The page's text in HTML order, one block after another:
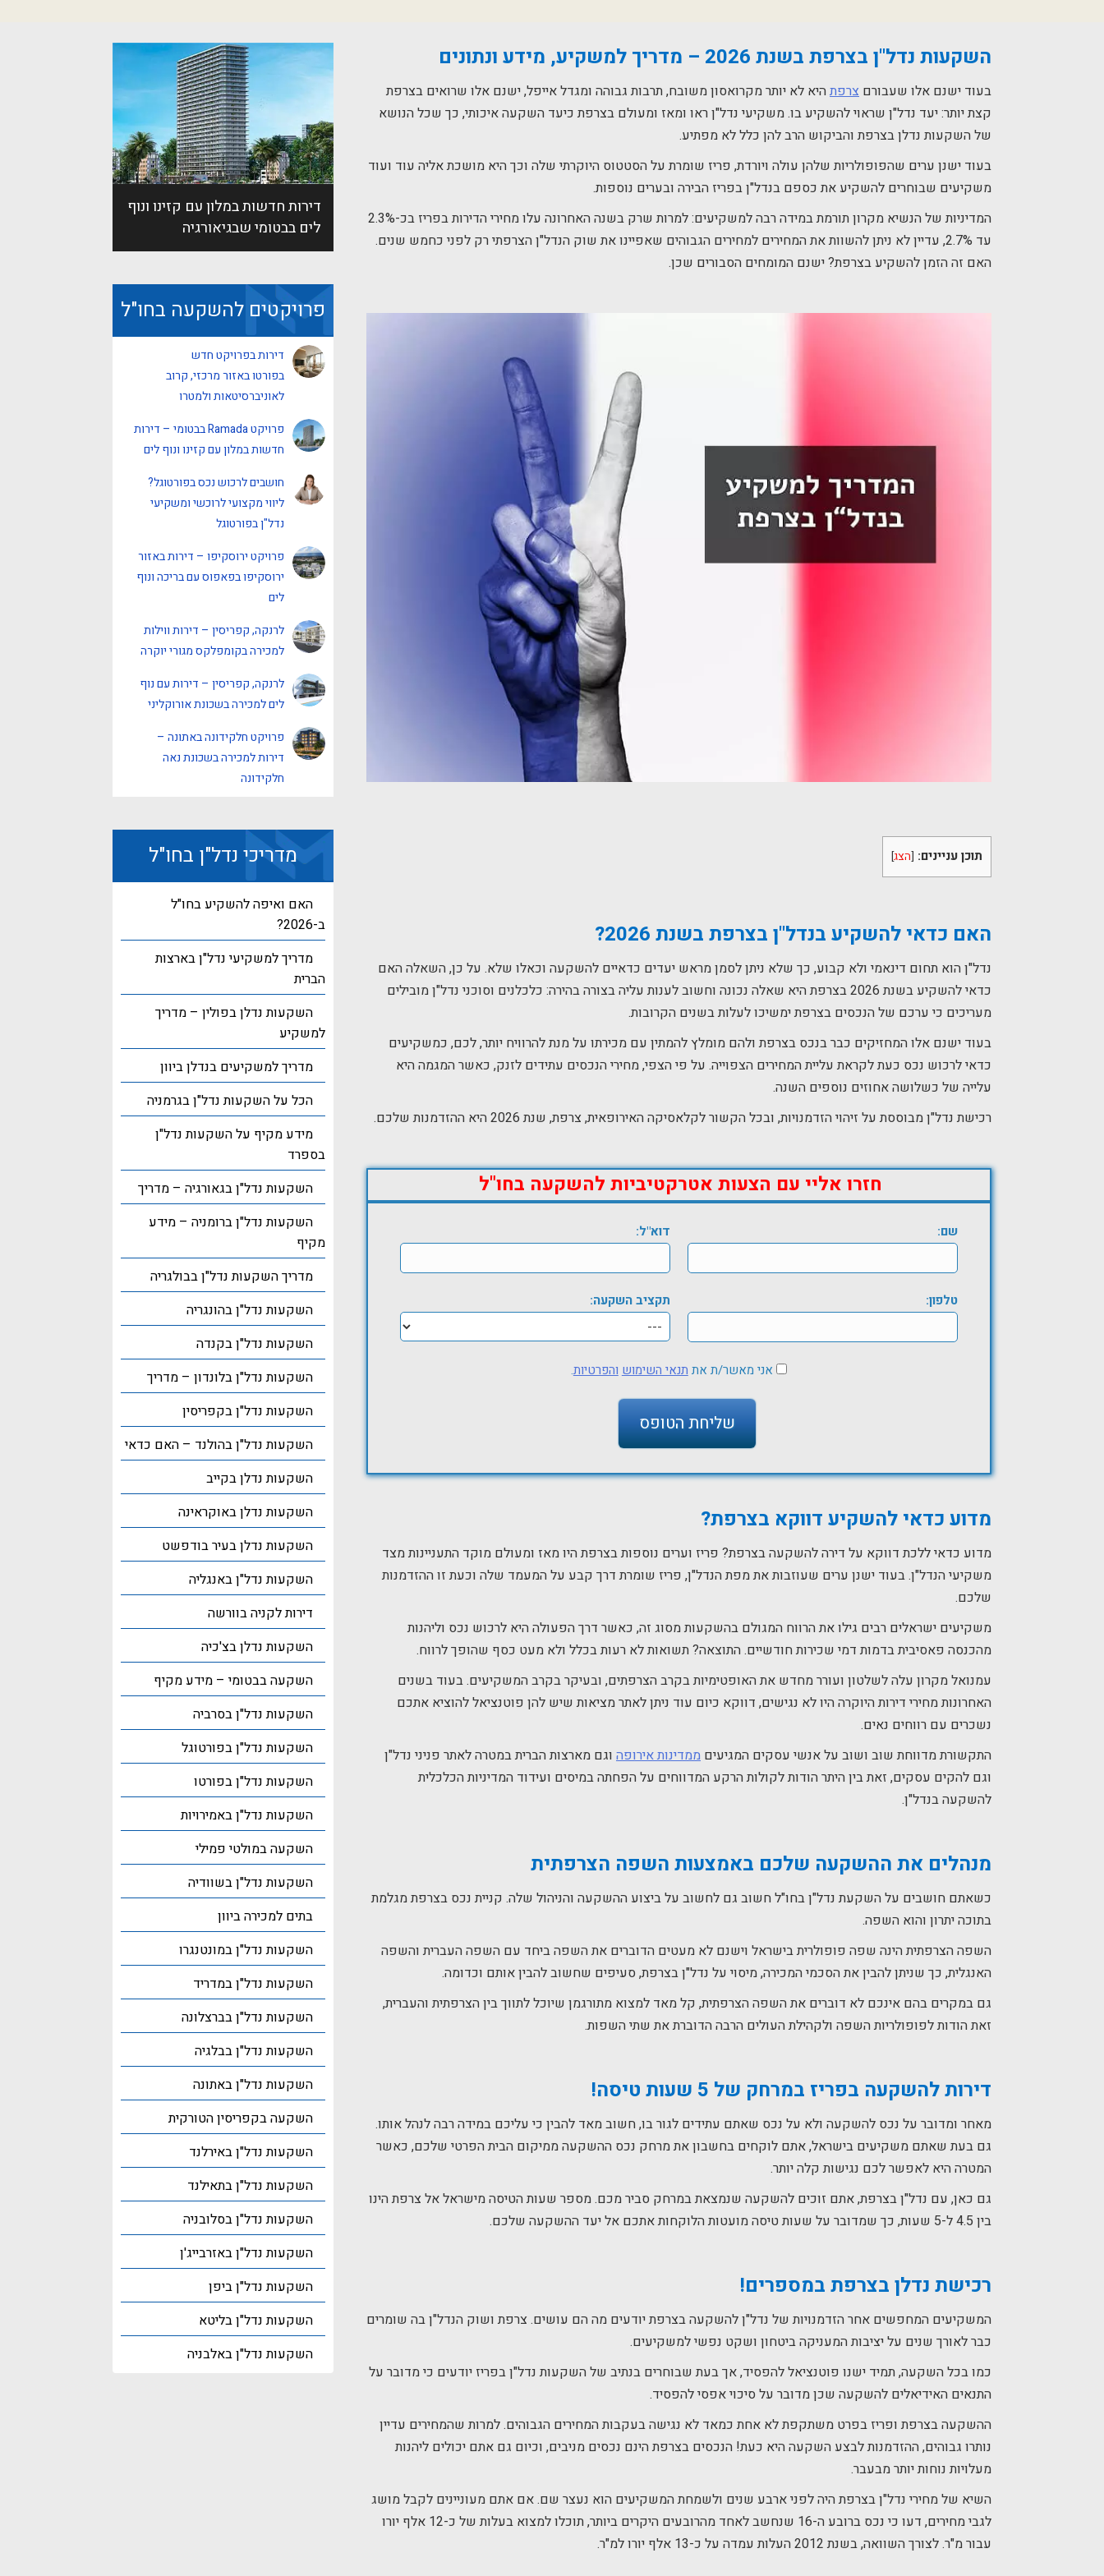
השקעות נדל"ן בצרפת בשנת 2026 – מדריך למשקיע, מידע ונתונים
בעוד ישנם אלו שעבורם צרפתהיא לא יותר מקרואסון משובח, תרבות גבוהה ומגדל אייפל, ישנם אלו שרואים בצרפת
קצת יותר: יעד נדל"ן שראוי להשקיע בו. משקיעי נדל"ן ראו ומאז ומעולם בצרפת כיעד השקעה איכותי, כך שכל הנושא
של השקעות נדלן בצרפת והביקוש הרב להן כלל לא מפתיע.
בעוד ישנן ערים שהפופולריות שלהן עולה ויורדת, פריז שומרת על הסטטוס היוקרתי שלה וכך היא מושכת אליה עוד ועוד
משקיעים שבוחרים להשקיע את כספם בנדל"ן בפריז הבירה ובערים נוספות.
המדיניות של הנשיא מקרון תורמת במידה רבה למשקיעים: למרות שרק בשנה האחרונה עלו מחירי הדירות בפריז בכ-2.3%
עד 2.7%, עדיין לא ניתן להשוות את המחירים למחירים הגבוהים שאפיינו את שוק הנדל"ן הצרפתי רק לפני כחמש שנים.
האם זה הזמן להשקיע בצרפת? ישנם המומחים הסבורים שכן.
תוכן עניינים: [הצג]
האם כדאי להשקיע בנדל"ן בצרפת בשנת 2026 ?
נדל"ן הוא תחום דינאמי ולא קבוע, כך שלא ניתן לסמן מראש יעדים כדאיים להשקעה וכאלו שלא. על כן, השאלה האם
כדאי להשקיע בשנת 2026 בצרפת היא שאלה נכונה וחשוב לענות עליה בצורה בהירה: כלכלנים וסוכני נדל"ן מובילים
מעריכים כי ערכם של הנכסים בצרפת ימשיכו לעלות בשנים הקרובות.
בעוד ישנם אלו המחזיקים כבר בנכס בצרפת ולהם מומלץ להמתין עם מכירתו על מנת להרוויח יותר, לכם, כמשקיעים
כדאי לרכוש נכס כעת לקראת עליית המחירים הצפוייה. על פי הצפי, מחירי הנכסים עתידים לזנק, כאשר המגמה היא
עלייה של כשלושה אחוזים נוספים השנה.
רכישת נדל"ן מבוססת על זיהוי הזדמנויות, ובכל הקשור לקלאסיקה האירופאית, צרפת, שנת 2026 היא ההזדמנות שלכם.
חזרו אליי עם הצעות אטרקטיביות להשקעה בחו"ל
שם: דוא"ל:
טלפון: תקציב השקעה:
אני מאשר/ת את תנאי השימוש והפרטיות.
מדוע כדאי להשקיע דווקא בצרפת?
מדוע כדאי ללכת דווקא על דירה להשקעה בצרפת? פריז וערים נוספות בצרפת היו מאז ומעולם מוקד התעניינות מצד
משקיעי הנדל"ן. בעוד ישנן ערים שעוזבות את מפת הנדל"ן, פריז שומרת דרך קבע על המעמד שלה וכעת זו ההזדמנות
שלכם.
משקיעים ישראלים רבים גילו את הרווח המגולם בהשקעות מסוג זה, כאשר דרך הפעולה היא לרכוש נכס וליהנות
מהכנסה פאסיבית בדמות דמי שכירות חודשיים. התוצאה? תשואות לא רעות בכלל ולא מעט כסף שהופך לרווח.
עמנואל מקרון עלה לשלטון ועורר מחדש את האופטימיות בקרב הצרפתים, ובעיקר בקרב המשקיעים. בעוד בשנים
האחרונות מחירי דירות היוקרה היו לא נגישים, דווקא כיום עוד ניתן לאתר מציאות שיש להן פוטנציאל להוציא אתכם
נשכרים עם רווחים נאים.
התקשורת מדווחת שוב ושוב על אנשי עסקים המגיעים ממדינות אירופה וגם מארצות הברית במטרה לאתר פניני נדל"ן
וגם להקים עסקים, זאת בין היתר הודות לקולות הרקע המדווחים על הפחתה במיסים ועידוד המדיניות הכלכלית
להשקעה בנדל"ן.
מנהלים את ההשקעה שלכם באמצעות השפה הצרפתית
כשאתם חושבים על השקעת נדל"ן בחו"ל חשוב גם לחשוב על ביצוע ההשקעה והניהול שלה. קניית נכס בצרפת מגלמת
בתוכה יתרון והוא השפה.
השפה הצרפתית הינה שפה פופולרית בישראל וישנם לא מעטים הדוברים את השפה ביחד עם השפה העברית והשפה
האנגלית, כך שניתן להבין את הסכמי המכירה, מיסוי על נדל"ן בצרפת, סעיפים שחשוב להבין אותם וכדומה.
גם במקרים בהם אינכם לא דוברים את השפה הצרפתית, קל מאד למצוא מתורגמן שיוכל לתווך בין הצרפתית והעברית,
זאת הודות לפופולריות השפה ולקהילת העולים הרבה הדוברת את שתי השפות.
דירות להשקעה בפריז במרחק של 5 שעות טיסה!
מאחר ומדובר על נכס להשקעה ולא על נכס שאתם עתידים לגור בו, חשוב מאד להבין כי עליכם במידה רבה לנהל אותו.
גם בעת שאתם משקיעים בישראל, אתם לוקחים בחשבון את מרחק נכס ההשקעה ממיקום הבית הפרטי שלכם, כאשר
המטרה היא לאפשר לכם נגישות קלה יותר.
גם כאן, עם נדל"ן בצרפת, אתם זוכים להשקעה שנמצאת במרחק סביר מכם. מספר שעות הטיסה מישראל אל צרפת הינו
בין 4.5 ל-5 שעות, כך שמדובר על שעות טיסה מועטות הלוקחות אתכם אל יעד ההשקעה שלכם.
רכישת נדלן בצרפת במספרים!
המשקיעים המחפשים אחר הזדמנויות של נדל"ן להשקעה בצרפת יודעים מה הם עושים. צרפת ושוק הנדל"ן בה שומרים
כבר לאורך שנים על יציבות המעניקה ביטחון ושקט נפשי למשקיעים.
כמו בכל השקעה, תמיד ישנו פוטנציאל להפסיד, אך בעת שבוחרים בנתיב של השקעות נדל"ן בפריז יודעים כי מדובר על
התנאים האידיאלים להשקעה שכן מדובר על סיכוי אפסי להפסיד.
ההשקעה בצרפת ופריז בפרט משתקפת לא אחת כמאד לא נגישה בעקבות המחירים הגבוהים. למרות שהמחירים עדיין
נותרו גבוהים, ההזדמנות לבצע השקעה היא כעת! הנכסים בצרפת הינם נכסים מניבים, וכיום גם אתם יכולים ליהנות
מעלויות נוחות יותר מבעבר.
השיא של מחירי נדל"ן בצרפת היה לפני ארבע שנים ולשמחת המשקיעים הוא נעצר שם. אם אתם מעוניינים לקבל מושג
לגבי מחירים, דעו כי נכס ברובע ה-16 שנחשב לאחד מהרובעים היקרים ביותר, תוכלו למצוא בעלות של כ-12 אלף יורו
עבור מ"ר. לצורך השוואה, בשנת 2012 העלות עמדה על כ-13 אלף יורו למ"ר.
דירות חדשות במלון עם קזינו ונוף
לים בבטומי שבגיאורגיה
פרויקטים להשקעה בחו"ל
דירות בפרויקט חדש
בפורטו באזור מרכזי, קרוב
לאוניברסיטאות ולמטרו
פרויקט Ramada בבטומי – דירות
חדשות במלון עם קזינו ונוף לים
חושבים לרכוש נכס בפורטוגל?
ליווי מקצועי לרוכשי ומשקיעי
נדל"ן בפורטוגל
פרויקט ירוסקיפו – דירות באזור
ירוסקיפו בפאפוס עם בריכה ונוף
לים
לרנקה, קפריסין – דירות ווילות
למכירה בקומפלקס מגורי יוקרה
לרנקה, קפריסין – דירות עם נוף
לים למכירה בשכונת אורוקליני
פרויקט חלקידונה באתונה –
דירות למכירה בשכונת נאה
חלקידונה
מדריכי נדל"ן בחו"ל
האם ואיפה להשקיע בחו"ל
ב-2026?
מדריך למשקיעי נדל"ן בארצות
הברית
השקעות נדלן בפולין – מדריך
למשקיע
מדריך למשקיעים בנדלן ביוון
הכל על השקעות נדל"ן בגרמניה
מידע מקיף על השקעות נדל"ן
בספרד
השקעות נדל"ן בגאורגיה – מדריך
השקעות נדל"ן ברומניה – מידע
מקיף
מדריך השקעות נדל"ן בבולגריה
השקעות נדל"ן בהונגריה
השקעות נדל"ן בקנדה
השקעות נדל"ן בלונדון – מדריך
השקעות נדל"ן בקפריסין
השקעות נדל"ן בהולנד – האם כדאי
השקעות נדלן בקייב
השקעות נדלן באוקראינה
השקעות נדלן בעיר בודפשט
השקעות נדל"ן באנגליה
דירות לקניה בוורשה
השקעות נדלן בצ'כיה
השקעה בבטומי – מידע מקיף
השקעות נדל"ן בסרביה
השקעות נדל"ן בפורטוגל
השקעות נדל"ן בפורטו
השקעות נדל"ן באמירויות
השקעה במולטי פמילי
השקעות נדל"ן בשוודיה
בתים למכירה ביוון
השקעות נדל"ן במונטנגרו
השקעות נדל"ן במדריד
השקעות נדל"ן בברצלונה
השקעות נדל"ן בבלגיה
השקעות נדל"ן באתונה
השקעה בקפריסין הטורקית
השקעות נדל"ן באירלנד
השקעות נדל"ן בתאילנד
השקעות נדל"ן בסלובניה
השקעות נדל"ן באזרבייג'ן
השקעות נדל"ן ביפן
השקעות נדל"ן בליטא
השקעות נדל"ן באלבניה